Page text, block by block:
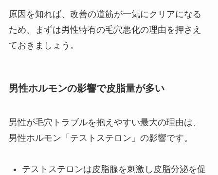
原因を知れば、改善の道筋が一気にクリアになる
ため、まずは男性特有の毛穴悪化の理由を押さえ
ておきましょう。
男性ホルモンの影響で皮脂量が多い
男性が毛穴トラブルを抱えやすい最大の理由は、
男性ホルモン「テストステロン」の影響です。
テストステロンは皮脂腺を刺激し皮脂分泌を促